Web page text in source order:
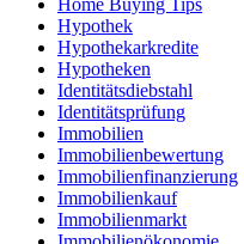
Home Buying Tips
Hypothek
Hypothekarkredite
Hypotheken
Identitätsdiebstahl
Identitätsprüfung
Immobilien
Immobilienbewertung
Immobilienfinanzierung
Immobilienkauf
Immobilienmarkt